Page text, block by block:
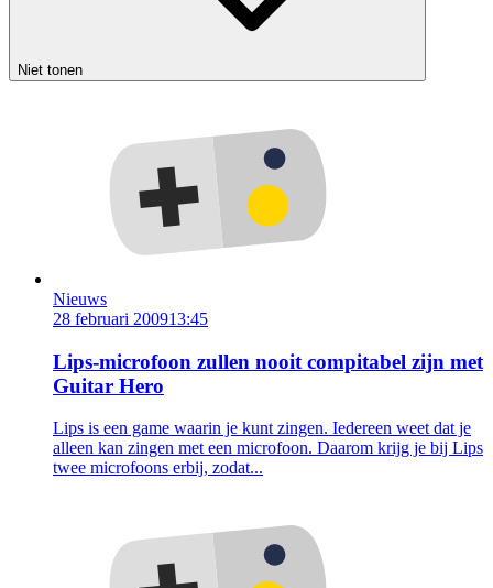
Niet tonen
Nieuws
28 februari 200913:45
Lips-microfoon zullen nooit compitabel zijn met
Guitar Hero
Lips is een game waarin je kunt zingen. Iedereen weet dat je
alleen kan zingen met een microfoon. Daarom krijg je bij Lips
twee microfoons erbij, zodat...